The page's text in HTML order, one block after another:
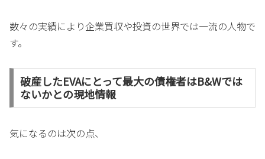
数々の実績により企業買収や投資の世界では一流の人物で
す。
破産したEVAにとって最大の債権者はB&Wでは
ないかとの現地情報
気になるのは次の点、